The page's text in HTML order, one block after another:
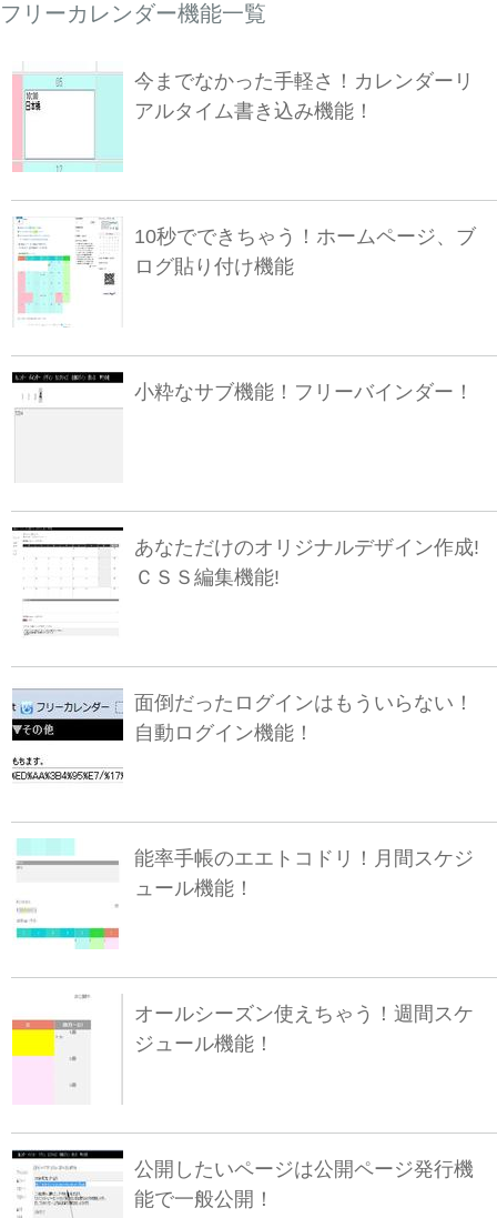
フリーカレンダー機能一覧
今までなかった手軽さ！カレンダーリ
アルタイム書き込み機能！
10秒でできちゃう！ホームページ、ブ
ログ貼り付け機能
小粋なサブ機能！フリーバインダー！
あなただけのオリジナルデザイン作成!
ＣＳＳ編集機能!
面倒だったログインはもういらない！
自動ログイン機能！
能率手帳のエエトコドリ！月間スケジ
ュール機能！
オールシーズン使えちゃう！週間スケ
ジュール機能！
公開したいページは公開ページ発行機
能で一般公開！